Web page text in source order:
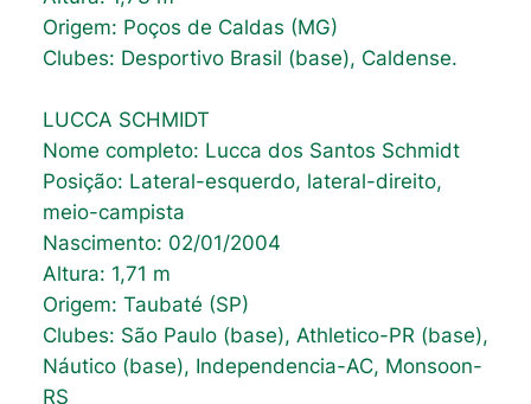
Origem: Poços de Caldas (MG)
Clubes: Desportivo Brasil (base), Caldense.
LUCCA SCHMIDT
Nome completo: Lucca dos Santos Schmidt
Posição: Lateral-esquerdo, lateral-direito,
meio-campista
Nascimento: 02/01/2004
Altura: 1,71 m
Origem: Taubaté (SP)
Clubes: São Paulo (base), Athletico-PR (base),
Náutico (base), Independencia-AC, Monsoon-
RS